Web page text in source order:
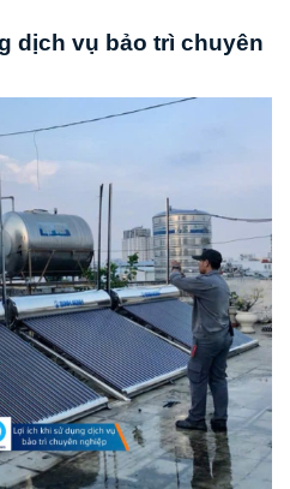
dịch vụ bảo trì chuyên